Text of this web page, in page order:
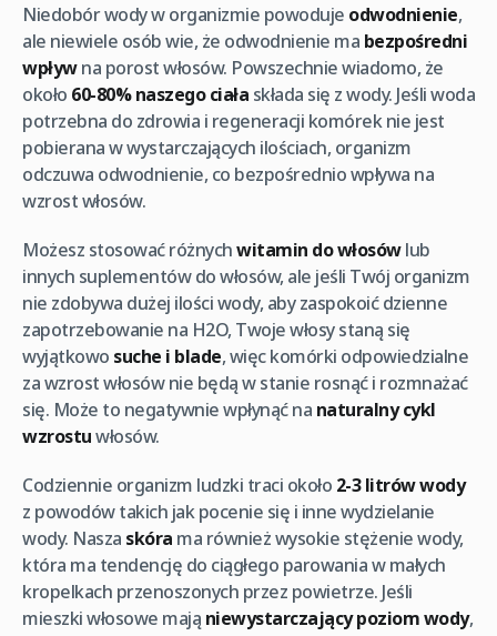
Niedobór wody w organizmie powoduje odwodnienie,
ale niewiele osób wie, że odwodnienie ma bezpośredni
wpływna porost włosów. Powszechnie wiadomo, że
około 60-80% naszego ciała składa się z wody. Jeśli woda
potrzebna do zdrowia i regeneracji komórek nie jest
pobierana w wystarczających ilościach, organizm
odczuwa odwodnienie, co bezpośrednio wpływa na
wzrost włosów.
Możesz stosować różnychwitamin do włosówlub
innych suplementów do włosów, ale jeśli Twój organizm
nie zdobywa dużej ilości wody, aby zaspokoić dzienne
zapotrzebowanie na H2O, Twoje włosy staną się
wyjątkowo suche i blade, więc komórki odpowiedzialne
za wzrost włosów nie będą w stanie rosnąć i rozmnażać
się. Może to negatywnie wpłynąć na naturalny cykl
wzrostuwłosów.
Codziennie organizm ludzki traci około 2-3 litrów wody
z powodów takich jak pocenie się i inne wydzielanie
wody. Nasza skóra ma również wysokie stężenie wody,
która ma tendencję do ciągłego parowania w małych
kropelkach przenoszonych przez powietrze. Jeśli
mieszki włosowe mają niewystarczający poziom wody,